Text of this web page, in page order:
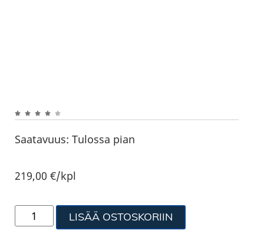
Saatavuus: Tulossa pian
219,00€/kpl
LISÄÄ OSTOSKORIIN